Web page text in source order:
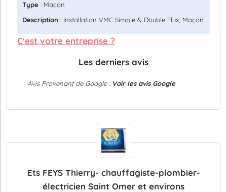
Type : Maçon
Description : Installation VMC Simple & Double Flux, Maçon
C'est votre entreprise ?
Les derniers avis
Avis Provenant de Google : Voir les avis Google
Ets FEYS Thierry- chauffagiste-plombier-
électricien Saint Omer et environs